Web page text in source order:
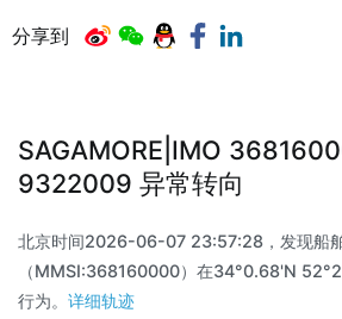
分享到
SAGAMORE|IMO
9322009 异常转向
北京时间2026-06-07 23:57:28，发现船
（MMSI:368160000）在34°0.68'N
行为。 详细轨迹